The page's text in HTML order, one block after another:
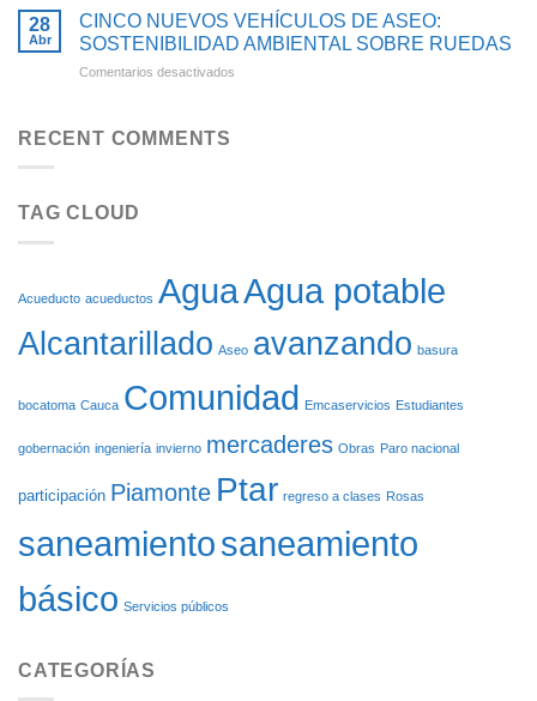
CAUCA
DE
ACUEDUCTO
ACUEDUCTO
DE
LA
DE
4.000
HABITANTES
DEL
ACUEDUCTO
CARGACHIQUILLO
28
Abr
CINCO NUEVOS VEHÍCULOS DE ASEO:
SOSTENIBILIDAD AMBIENTAL SOBRE RUEDAS
Comentarios desactivados
RECENT COMMENTS
TAG CLOUD
Acueducto acueductos AguaAgua potable
Alcantarillado Aseo avanzando basura
bocatoma Cauca Comunidad Emcaservicios Estudiantes
gobernación ingeniería invierno mercaderes Obras Paro nacional
participación Piamonte Ptar regreso a clases Rosas
saneamientosaneamiento
básico Servicios públicos
CATEGORÍAS